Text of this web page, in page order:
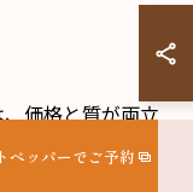
価格と質が両立
、経験豊富なス
ペッパーでご予約